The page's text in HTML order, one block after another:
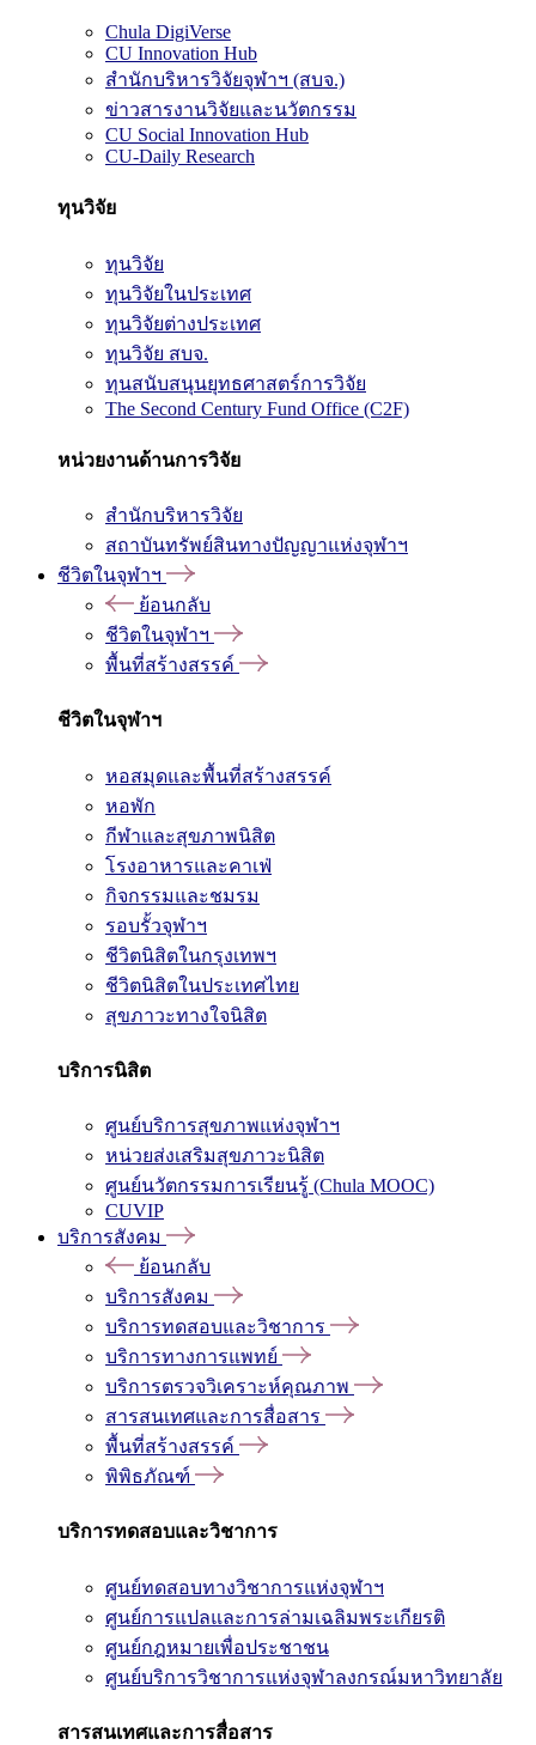
Chula DigiVerse
CU Innovation Hub
สำนักบริหารวิจัยจุฬาฯ (สบจ.)
ข่าวสารงานวิจัยและนวัตกรรม
CU Social Innovation Hub
CU-Daily Research
ทุนวิจัย
ทุนวิจัย
ทุนวิจัยในประเทศ
ทุนวิจัยต่างประเทศ
ทุนวิจัย สบจ.
ทุนสนับสนุนยุทธศาสตร์การวิจัย
The Second Century Fund Office (C2F)
หน่วยงานด้านการวิจัย
สำนักบริหารวิจัย
สถาบันทรัพย์สินทางปัญญาแห่งจุฬาฯ
ชีวิตในจุฬาฯ
ย้อนกลับ
ชีวิตในจุฬาฯ
พื้นที่สร้างสรรค์
ชีวิตในจุฬาฯ
หอสมุดและพื้นที่สร้างสรรค์
หอพัก
กีฬาและสุขภาพนิสิต
โรงอาหารและคาเฟ่
กิจกรรมและชมรม
รอบรั้วจุฬาฯ
ชีวิตนิสิตในกรุงเทพฯ
ชีวิตนิสิตในประเทศไทย
สุขภาวะทางใจนิสิต
บริการนิสิต
ศูนย์บริการสุขภาพแห่งจุฬาฯ
หน่วยส่งเสริมสุขภาวะนิสิต
ศูนย์นวัตกรรมการเรียนรู้ (Chula MOOC)
CUVIP
บริการสังคม
ย้อนกลับ
บริการสังคม
บริการทดสอบและวิชาการ
บริการทางการแพทย์
บริการตรวจวิเคราะห์คุณภาพ
สารสนเทศและการสื่อสาร
พื้นที่สร้างสรรค์
พิพิธภัณฑ์
บริการทดสอบและวิชาการ
ศูนย์ทดสอบทางวิชาการแห่งจุฬาฯ
ศูนย์การแปลและการล่ามเฉลิมพระเกียรติ
ศูนย์กฎหมายเพื่อประชาชน
ศูนย์บริการวิชาการแห่งจุฬาลงกรณ์มหาวิทยาลัย
สารสนเทศและการสื่อสาร